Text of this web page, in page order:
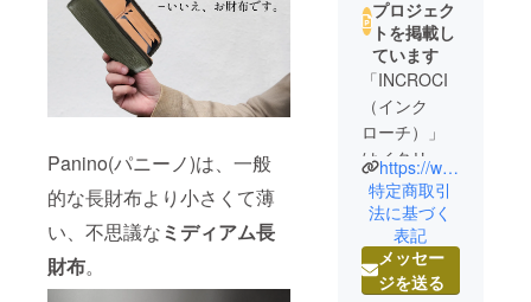
Panino(パニーノ)は、一般
的な長財布より小さくて薄
い、不思議なミディアム長
財布。
プロジェク
トを掲載し
ています
「INCROCI
（インク
ローチ）」
はイタリア
語で交差
点。
その名の通
り、「イタ
リアのデザ
https://www.incrocimilano.com
特定商取引
法に基づく
表記
メッセー
ジを送る